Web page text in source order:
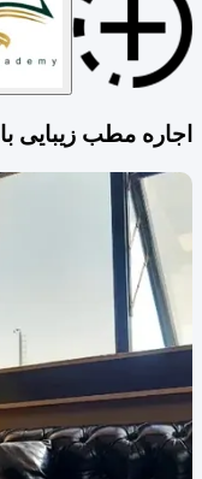
اجاره مطب زیبایی